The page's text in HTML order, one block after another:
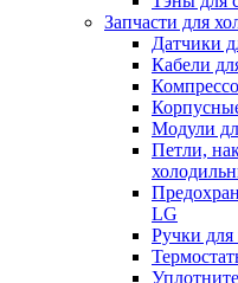
Запчасти для
Датчики
Кабели
Модули
Петли,
LG
Ручки